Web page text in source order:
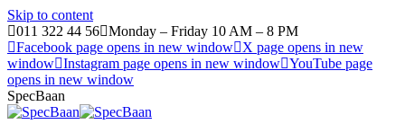
Skip to content
011 322 44 56 Monday – Friday 10 AM – 8 PM
Facebook page opens in new window
X page opens in new
window Instagram page opens in new window YouTube page
opens in new window
SpecBaan